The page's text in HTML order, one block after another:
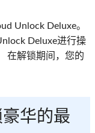
Unlock Deluxe。
Deluxe进行操
在解锁期间，您的
华的最